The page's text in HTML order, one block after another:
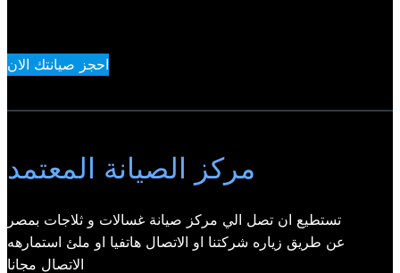
احجز صيانتك الان
مركز الصيانة المعتمد
تستطيع ان تصل الي مركز صيانة غسالات و ثلاجات بمصر
عن طريق زياره شركتنا او الاتصال هاتفيا او ملئ استمارهه
الاتصال مجانا